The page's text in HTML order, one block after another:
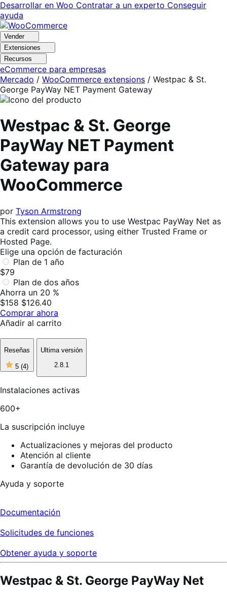
Ir
a
navegación
Saltar
al
contenido
Desarrollar en Woo Contratar a un experto Conseguir
ayuda
Vender
Extensiones
Recursos
eCommerce para empresas
Mercado / WooCommerce extensions / Westpac & St.
George PayWay NET Payment Gateway
Westpac & St. George
PayWay NET Payment
Gateway para
WooCommerce
por Tyson Armstrong
This extension allows you to use Westpac PayWay Net as
a credit card processor, using either Trusted Frame or
Hosted Page.
Elige una opción de facturación
Plan de 1 año
$79
Plan de dos años
Ahorra un 20 %
$158 $126.40
Comprar ahora
Añadir al carrito
Reseñas
5 (4)5
de
estrellas,
4
Ultima versión
2.8.1
Instalaciones activas
600+
La suscripción incluye
Actualizaciones y mejoras del producto
Atención al cliente
Garantía de devolución de 30 días
Ayuda y soporte
Documentación
Solicitudes de funciones
Obtener ayuda y soporte
Westpac & St. George PayWay Net